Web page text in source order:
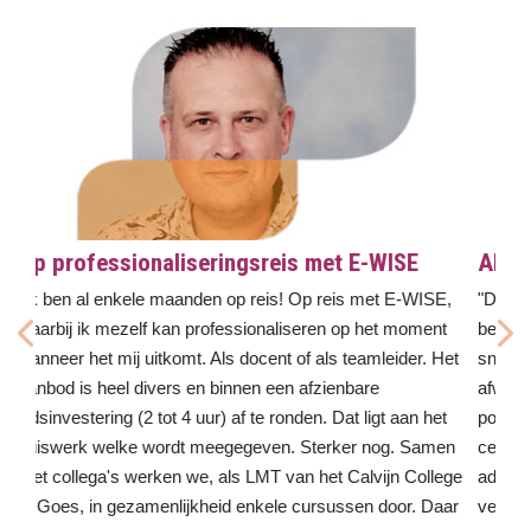
Al tientallen certificaten behaald
"De goede communicatie met E-WISE is mij heel goed
bevallen. Altijd paraat om vragen te beantwoorden en altijd
snelle reactie via de mail. Prima cursusmateriaal wat ook
afwisselend gepresenteerd wordt. Sluit je een cursus
positief af, dan krijg je een certificaat uitgereikt. Ik ben de 50
certificaten al gepasseerd! E-WISE staat open voor tips en
advies uit het onderwijsveld, zodat dit weer kan worden
verwerkt in het nieuwe cursusaanbod. Dus wil je